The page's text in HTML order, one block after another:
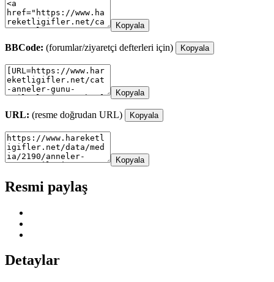
Kopyala
BBCode: (forumlar/ziyaretçi defterleri için) Kopyala
Kopyala
URL: (resme doğrudan URL) Kopyala
Kopyala
Resmi paylaş
Detaylar